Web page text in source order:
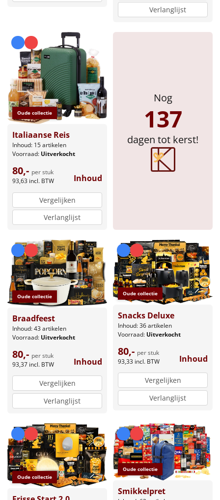
Verlanglijst
Oude collectie
Italiaanse Reis
Inhoud: 15 artikelen
Voorraad: Uitverkocht
80,- per stuk
93,63 incl. BTW Inhoud
Vergelijken
Verlanglijst
Nog
137
dagen tot kerst!
Oude collectie
Braadfeest
Inhoud: 43 artikelen
Voorraad: Uitverkocht
80,- per stuk
93,37 incl. BTW Inhoud
Vergelijken
Verlanglijst
Oude collectie
Snacks Deluxe
Inhoud: 36 artikelen
Voorraad: Uitverkocht
80,- per stuk
93,33 incl. BTW Inhoud
Vergelijken
Verlanglijst
Oude collectie
Oude collectie
Smikkelpret